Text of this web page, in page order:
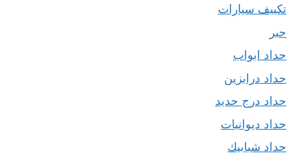
تكييف سيارات
حبر
حداد ابواب
حداد درابزين
حداد درج حديد
حداد ديوانيات
حداد شبابيك